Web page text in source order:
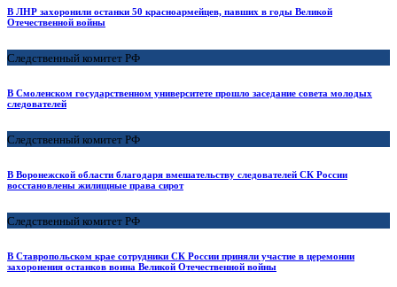
В ЛНР захоронили останки 50 красноармейцев, павших в годы Великой
Отечественной войны
Следственный комитет РФ
В Смоленском государственном университете прошло заседание совета молодых
следователей
Следственный комитет РФ
В Воронежской области благодаря вмешательству следователей СК России
восстановлены жилищные права сирот
Следственный комитет РФ
В Ставропольском крае сотрудники СК России приняли участие в церемонии
захоронения останков воина Великой Отечественной войны